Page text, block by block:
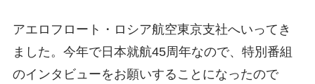
アエロフロート・ロシア航空東京支社へいってき
ました 。 今年で日本就航45周年なので、特別番組
のインタビューをお願いすることになったので